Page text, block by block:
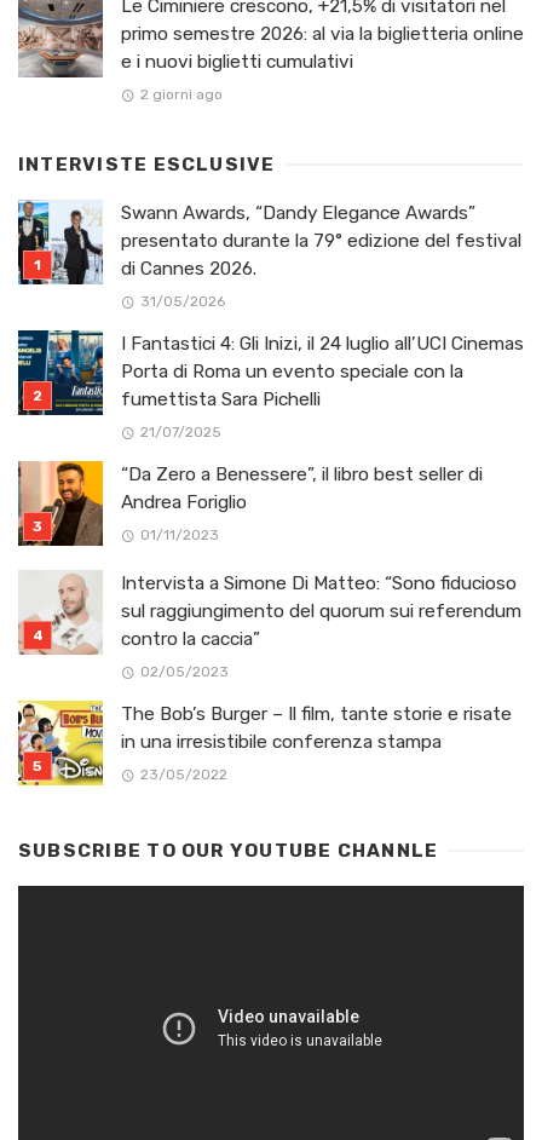
Le Ciminiere crescono, +21,5% di visitatori nel
primo semestre 2026: al via la biglietteria online
e i nuovi biglietti cumulativi
2 giorni ago
INTERVISTE ESCLUSIVE
Swann Awards, “Dandy Elegance Awards”
presentato durante la 79° edizione del festival
di Cannes 2026.
31/05/2026
I Fantastici 4: Gli Inizi, il 24 luglio all’UCI Cinemas
Porta di Roma un evento speciale con la
fumettista Sara Pichelli
21/07/2025
“Da Zero a Benessere”, il libro best seller di
Andrea Foriglio
01/11/2023
Intervista a Simone Di Matteo: “Sono fiducioso
sul raggiungimento del quorum sui referendum
contro la caccia”
02/05/2023
The Bob’s Burger – Il film, tante storie e risate
in una irresistibile conferenza stampa
23/05/2022
SUBSCRIBE TO OUR YOUTUBE CHANNLE